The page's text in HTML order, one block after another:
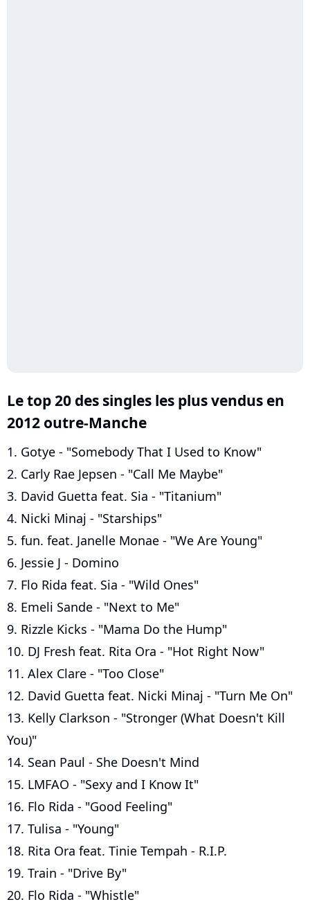
Le top 20 des singles les plus vendus en
2012 outre-Manche
1. Gotye - "Somebody That I Used to Know"
2. Carly Rae Jepsen - "Call Me Maybe"
3. David Guetta feat. Sia - "Titanium"
4. Nicki Minaj - "Starships"
5. fun. feat. Janelle Monae - "We Are Young"
6. Jessie J - Domino
7. Flo Rida feat. Sia - "Wild Ones"
8. Emeli Sande - "Next to Me"
9. Rizzle Kicks - "Mama Do the Hump"
10. DJ Fresh feat. Rita Ora - "Hot Right Now"
11. Alex Clare - "Too Close"
12. David Guetta feat. Nicki Minaj - "Turn Me On"
13. Kelly Clarkson - "Stronger (What Doesn't Kill
You)"
14. Sean Paul - She Doesn't Mind
15. LMFAO - "Sexy and I Know It"
16. Flo Rida - "Good Feeling"
17. Tulisa - "Young"
18. Rita Ora feat. Tinie Tempah - R.I.P.
19. Train - "Drive By"
20. Flo Rida - "Whistle"